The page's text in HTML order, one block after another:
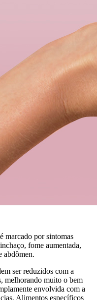
marcado por sintomas
fome aumentada,
abdômen.
ser reduzidos com a
melhorando muito o bem
envolvida com a
Alimentos específicos